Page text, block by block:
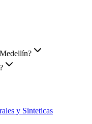
y Sinteticas